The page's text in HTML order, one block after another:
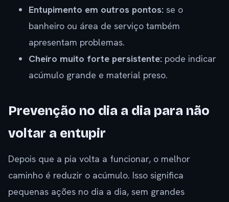
Entupimento em outros pontos: se o
banheiro ou área de serviço também
apresentam problemas.
Cheiro muito forte persistente: pode indicar
acúmulo grande e material preso.
Prevenção no dia a dia para não
voltar a entupir
Depois que a pia volta a funcionar, o melhor
caminho é reduzir o acúmulo. Isso significa
pequenas ações no dia a dia, sem grandes